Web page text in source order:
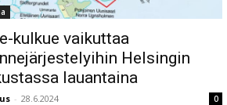
kulkue vaikuttaa
Helsingin
lauantaina
- 28.6.2024 0